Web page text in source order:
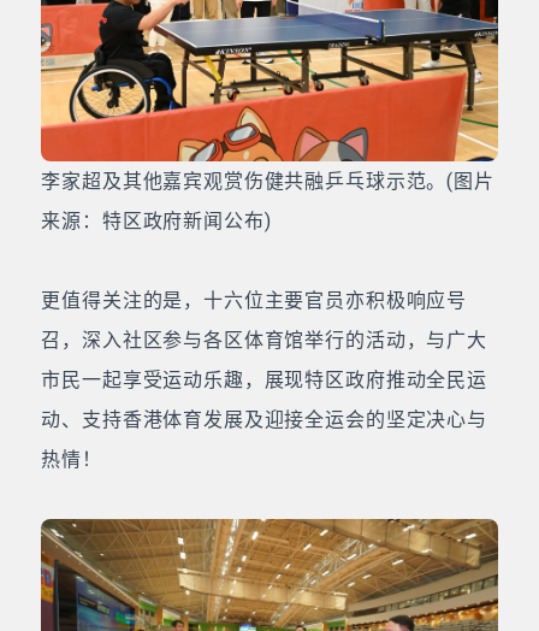
李家超及其他嘉宾观赏伤健共融乒乓球示范。(图片
来源：特区政府新闻公布)
更值得关注的是，十六位主要官员亦积极响应号
召，深入社区参与各区体育馆举行的活动，与广大
市民一起享受运动乐趣，展现特区政府推动全民运
动、支持香港体育发展及迎接全运会的坚定决心与
热情！